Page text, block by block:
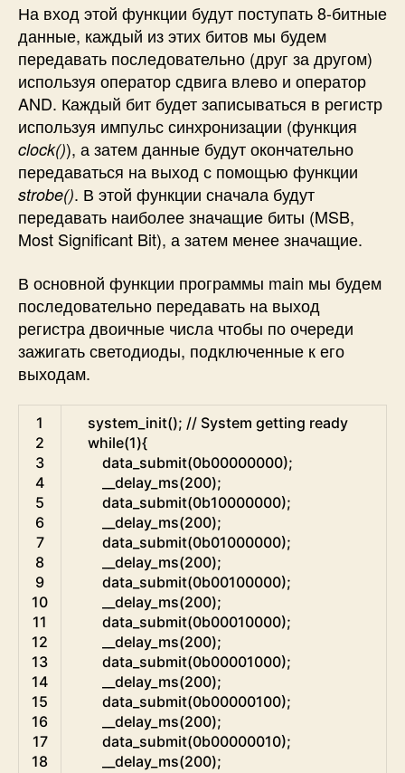
На вход этой функции будут поступать 8-битные
данные, каждый из этих битов мы будем
передавать последовательно (друг за другом)
используя оператор сдвига влево и оператор
AND. Каждый бит будет записываться в регистр
используя импульс синхронизации (функция
clock()), а затем данные будут окончательно
передаваться на выход с помощью функции
strobe(). В этой функции сначала будут
передавать наиболее значащие биты (MSB,
Most Significant Bit), а затем менее значащие.
В основной функции программы main мы будем
последовательно передавать на выход
регистра двоичные числа чтобы по очереди
зажигать светодиоды, подключенные к его
выходам.
1
2
3
4
5
6
7
8
9
10
11
12
13
14
15
16
17
18
system_init(); // System getting ready
while(1){
data_submit(0b00000000);
__delay_ms(200);
data_submit(0b10000000);
__delay_ms(200);
data_submit(0b01000000);
__delay_ms(200);
data_submit(0b00100000);
__delay_ms(200);
data_submit(0b00010000);
__delay_ms(200);
data_submit(0b00001000);
__delay_ms(200);
data_submit(0b00000100);
__delay_ms(200);
data_submit(0b00000010);
__delay_ms(200);